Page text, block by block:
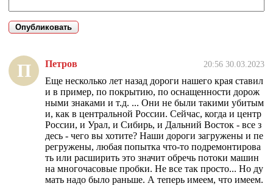
П Петров 20:56 30.03.2023
Еще несколько лет назад дороги нашего края ставил
и в пример, по покрытию, по оснащенности дорож
ными знаками и т.д. ... Они не были такими убитым
и, как в центральной России. Сейчас, когда и центр
России, и Урал, и Сибирь, и Дальний Восток - все з
десь - чего вы хотите? Наши дороги загружены и пе
регружены, любая попытка что-то подремонтирова
ть или расширить это значит обречь потоки машин
на многочасовые пробки. Не все так просто... Но ду
мать надо было раньше. А теперь имеем, что имеем.